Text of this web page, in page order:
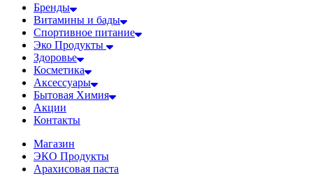
Бренды
Витамины и бады
Спортивное питание
Эко Продукты
Здоровье
Косметика
Аксессуары
Бытовая Химия
Акции
Контакты
Магазин
ЭКО Продукты
Арахисовая паста